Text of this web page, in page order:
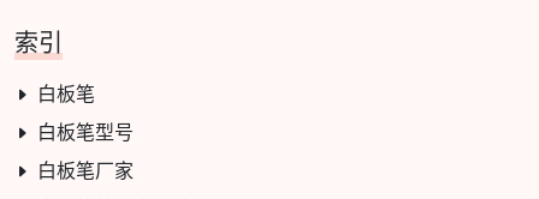
索引
白板笔
白板笔型号
白板笔厂家